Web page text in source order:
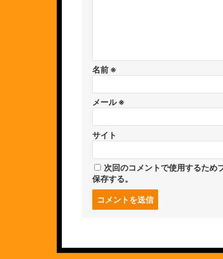
名前 ※
メール※
サイト
次回のコメントで使用するため
保存する。
る